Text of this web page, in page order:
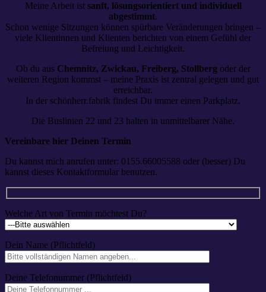
Meine Arbeit ist sanft, lösungsorientiert und individuell
abgestimmt.
Schon wenige Sitzungen können spürbare Veränderungen bringen –
viele Klientinnen und Klienten berichten von einem Gefühl der
Befreiung und Leichtigkeit.
Ob du ausChemnitz, Zwickau, Freiberg, Stollberg oder der
weiteren Region kommst – meine Praxis ist zentral gelegen und gut
erreichbar.
In der schönherr.fabrik findest Du immer einen Parkplatz.
Die Buslinien 22 und 23 halten in unmittelbarer Nähe.
Vereinbare hier Deinen Termin
Du kannst mich anrufen unter: 0155.66005588 oder (besser) Du
kannst dieses Kontaktformular benutzen.
Welche Art von Termin möchtest Du?
Dein Name (Pflichtfeld)
Deine Telefonummer (Pflichtfeld)